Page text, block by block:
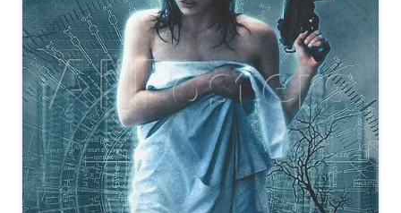
Spider-
FGT
[43.72GB] 复制 下载
[23]蜘蛛侠[4K高码修复版DIY简繁简英繁英特效中字DTS上
译公映国语]2002 4K Remastered BluRay 1080p AVC
TrueHD5.1-moto@CHDBits
[38.01GB] 复制 下载
[11.87GB] 复制 下载
Spider-Man 2002 720p 4K Master BluRay DTS x264-MgB
[8.06GB] 复制 下载
Rifftrax - Spider-Man (2002) 2160p HDR -Mesc
[7.72GB] 复制 下载
蜘蛛侠.Spider-Man.2002.BD2160P.X264.SDR.DTS-
HD.MA.TrueHD.7.1.Atmos.English&Mandarin.CHS-
ENG.FFans&星星
[21.94GB] 复制 下载
[DBD-Raws][4K_Remastered][蜘蛛侠][1080P][BDRip]
[HEVC-10bit][中英外挂][FLAC][MKV]
[8.13GB] 复制 下载